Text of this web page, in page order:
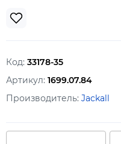
Код: 33178-35
Артикул: 1699.07.84
Производитель: Jackall